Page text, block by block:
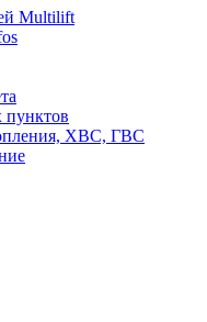
Multilift
ХВС, ГВС